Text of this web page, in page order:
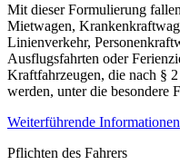
Mit dieser Formulierung
Mietwagen,
Linienverkehr,
Ausflugsfahrten oder
Kraftfahrzeugen, die nach §
werden, unter die besondere
Weiterführende
Pflichten des Fahrers